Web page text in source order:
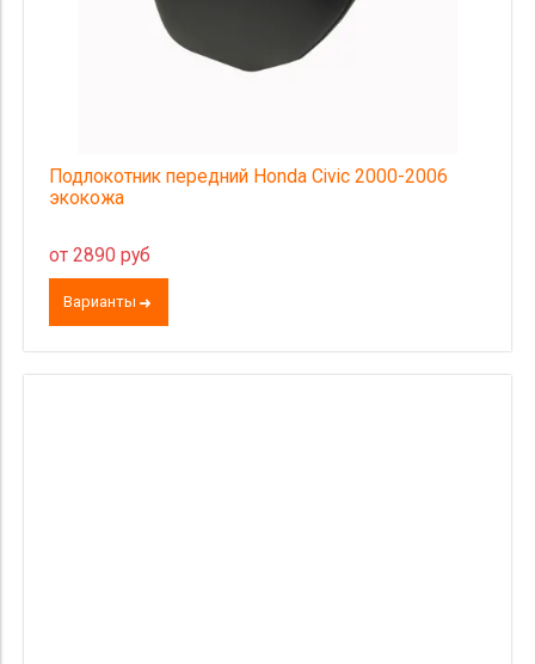
Подлокотник передний Honda Civic 2000-2006
экокожа
от 2890 руб
Варианты